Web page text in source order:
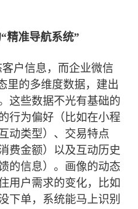
精准导航系统”
户信息，而企业微信
里的多维度数据，建出
这些数据不光有基础的
行为偏好（比如在小程
动类型）、交易特点
费金额）以及互动历史
的信息）。画像的动态
用户需求的变化，比如
下单，系统能马上识别